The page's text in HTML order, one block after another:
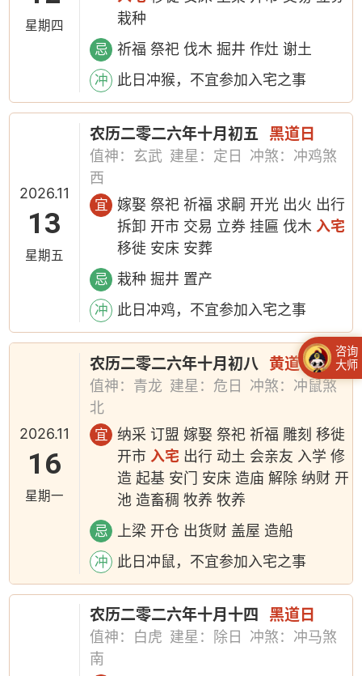
星期四
栽种
忌 祈福 祭祀 伐木 掘井 作灶 谢土
冲 此日冲猴，不宜参加入宅之事
2026.11
13
星期五
农历二零二六年十月初五 黑道日
值神：玄武 建星：定日
冲煞：冲鸡煞
西
宜
嫁娶 祭祀 祈福 求嗣 开光 出火 出行
拆卸 开市 交易 立券 挂匾 伐木 入宅
移徙 安床 安葬
忌 栽种 掘井 置产
冲 此日冲鸡，不宜参加入宅之事
2026.11
16
星期一
农历二零二六年十月初八 黄道日
值神：青龙 建星：危日
冲煞：冲鼠煞
北
宜
纳采 订盟 嫁娶 祭祀 祈福 雕刻 移徙
开市 入宅 出行 动土 会亲友 入学 修
造 起基 安门 安床 造庙 解除 纳财 开
池 造畜稠 牧养 牧养
忌 上梁 开仓 出货财 盖屋 造船
冲 此日冲鼠，不宜参加入宅之事
农历二零二六年十月十四 黑道日
值神：白虎 建星：除日
冲煞：冲马煞
南
咨询
大师